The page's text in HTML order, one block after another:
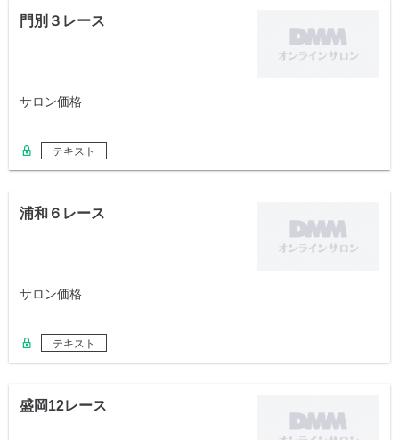
門別３レース
サロン価格
テキスト
浦和６レース
サロン価格
テキスト
盛岡12レース